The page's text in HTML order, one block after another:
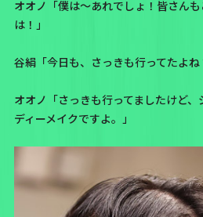
オオノ「僕は～あれでしょ！皆さん
は！」
谷絹「今日も、さっきも行ってたよね
オオノ「さっきも行ってましたけど
ディーメイクですよ。」